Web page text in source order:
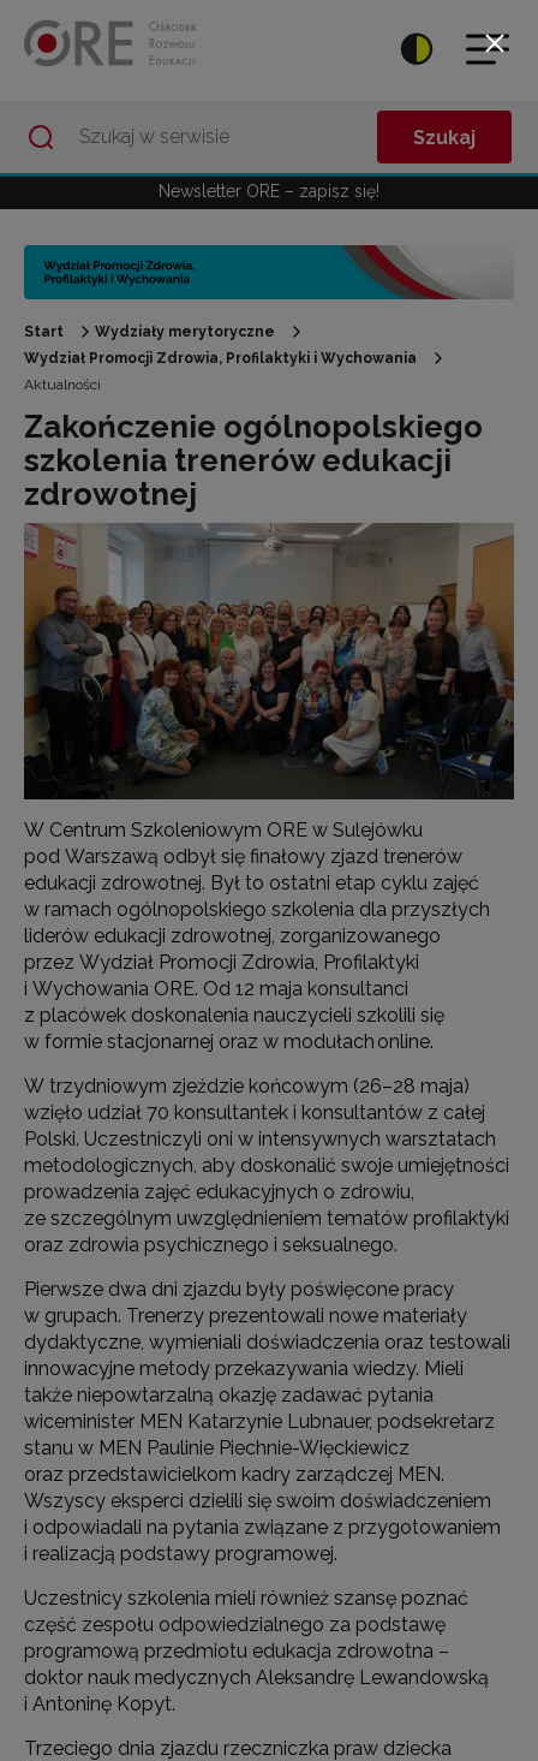
Szukaj
Newsletter ORE – zapisz się!
Start
Wydziały merytoryczne
Wydział Promocji Zdrowia, Profilaktyki i Wychowania
Aktualności
Zakończenie ogólnopolskiego
szkolenia trenerów edukacji
zdrowotnej
W Centrum Szkoleniowym ORE w Sulejówku
pod Warszawą odbył się finałowy zjazd trenerów
edukacji zdrowotnej. Był to ostatni etap cyklu zajęć
w ramach ogólnopolskiego szkolenia dla przyszłych
liderów edukacji zdrowotnej, zorganizowanego
przez Wydział Promocji Zdrowia, Profilaktyki
i Wychowania ORE. Od 12 maja konsultanci
z placówek doskonalenia nauczycieli szkolili się
w formie stacjonarnej oraz w modułach online.
W trzydniowym zjeździe końcowym (26–28 maja)
wzięło udział 70 konsultantek i konsultantów z całej
Polski. Uczestniczyli oni w intensywnych warsztatach
metodologicznych, aby doskonalić swoje umiejętności
prowadzenia zajęć edukacyjnych o zdrowiu,
ze szczególnym uwzględnieniem tematów profilaktyki
oraz zdrowia psychicznego i seksualnego.
Pierwsze dwa dni zjazdu były poświęcone pracy
w grupach. Trenerzy prezentowali nowe materiały
dydaktyczne, wymieniali doświadczenia oraz testowali
innowacyjne metody przekazywania wiedzy. Mieli
także niepowtarzalną okazję zadawać pytania
wiceminister MEN Katarzynie Lubnauer, podsekretarz
stanu w MEN Paulinie Piechnie-Więckiewicz
oraz przedstawicielkom kadry zarządczej MEN.
Wszyscy eksperci dzielili się swoim doświadczeniem
i odpowiadali na pytania związane z przygotowaniem
i realizacją podstawy programowej.
Uczestnicy szkolenia mieli również szansę poznać
część zespołu odpowiedzialnego za podstawę
programową przedmiotu edukacja zdrowotna –
doktor nauk medycznych Aleksandrę Lewandowską
i Antoninę Kopyt.
Trzeciego dnia zjazdu rzeczniczka praw dziecka